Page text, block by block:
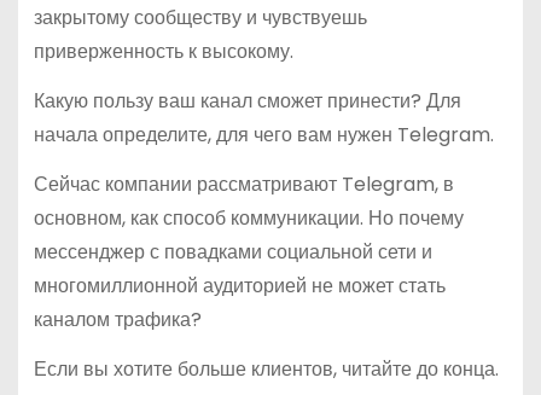
закрытому сообществу и чувствуешь
приверженность к высокому.
Какую пользу ваш канал сможет принести? Для
начала определите, для чего вам нужен Telegram.
Сейчас компании рассматривают Telegram, в
основном, как способ коммуникации. Но почему
мессенджер с повадками социальной сети и
многомиллионной аудиторией не может стать
каналом трафика?
Если вы хотите больше клиентов, читайте до конца.